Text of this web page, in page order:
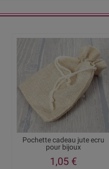
Pochette cadeau jute ecru
pour bijoux
1,05 €